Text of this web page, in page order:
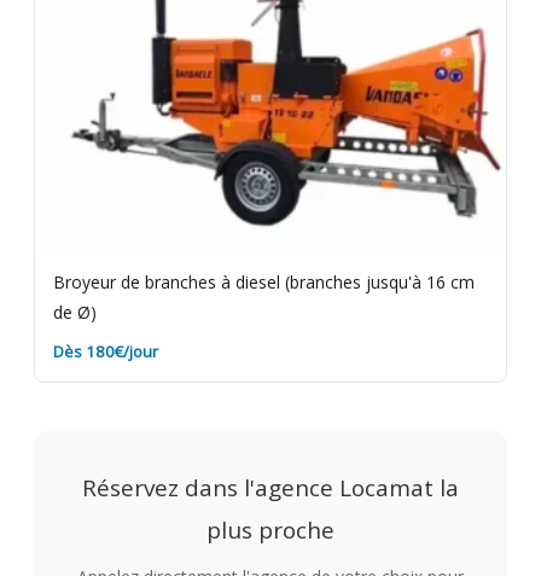
Broyeur de branches à diesel (branches jusqu'à 16 cm
de Ø)
Dès 180€/jour
Réservez dans l'agence Locamat la
plus proche